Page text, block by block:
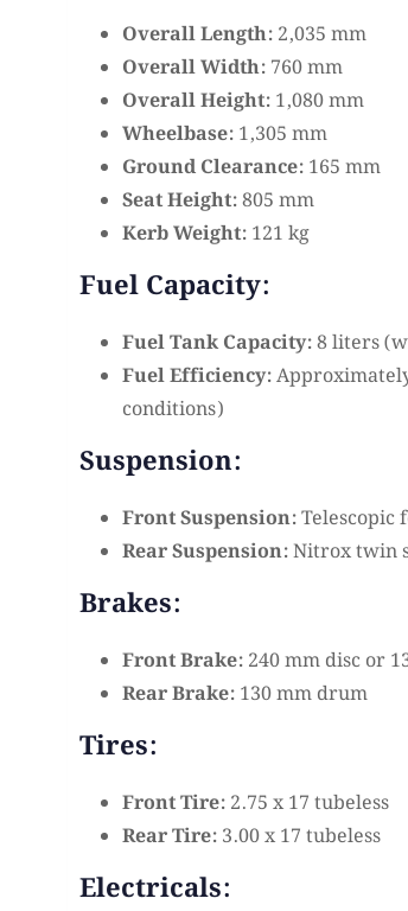
Overall Length: 2,035 mm
Overall Width: 760 mm
Overall Height: 1,080 mm
Wheelbase: 1,305 mm
Ground Clearance: 165 mm
Seat Height:805 mm
Kerb Weight: 121 kg
Fuel Capacity:
Fuel Tank Capacity:8 liters
Fuel Efficiency:
conditions)
Suspension:
Front Suspension:Telescopic
Rear Suspension:Nitrox twin
Brakes:
Front Brake: 240 mm disc or
Rear Brake: 130 mm drum
Tires:
Front Tire: 2.75 x 17 tubeless
Rear Tire: 3.00 x 17 tubeless
Electricals: